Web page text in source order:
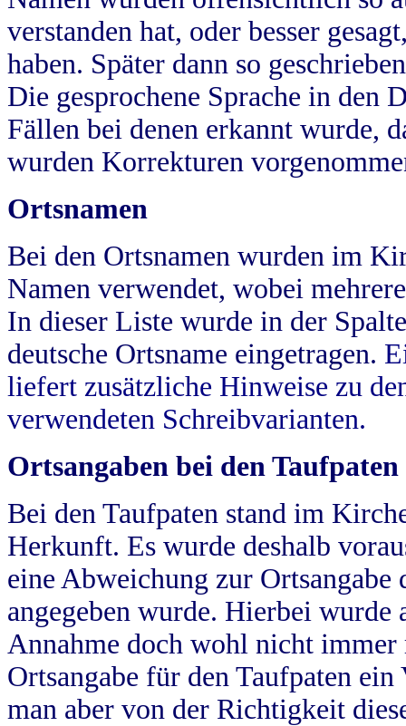
verstanden hat, oder besser
haben. Später dann so
Die gesprochene Sprache in
Fällen bei denen erkannt wurde,
wurden Korrekturen
Ortsnamen
Bei den Ortsnamen wurden im
Namen verwendet, wobei
In dieser Liste wurde in der
deutsche Ortsname eingetragen.
liefert zusätzliche Hinweise zu
verwendeten Schreibvarianten.
Ortsangaben bei den Taufpaten
Bei den Taufpaten stand im
Herkunft. Es wurde deshalb
eine Abweichung zur
angegeben wurde. Hierbei wurde
Annahme doch wohl nicht
Ortsangabe für den Taufpaten
man aber von der Richtigkeit